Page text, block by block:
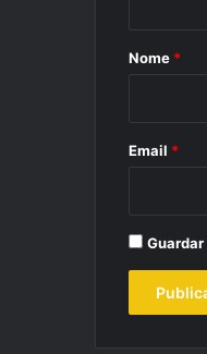
r
*
Nome *
Email *